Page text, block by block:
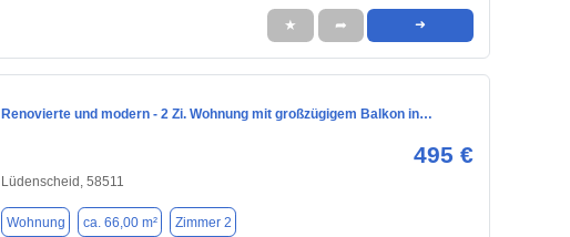
★ ➦ ➜
Renovierte und modern - 2 Zi. Wohnung mit großzügigem Balkon in…
495 €
Lüdenscheid, 58511
Wohnung ca. 66,00 m² Zimmer 2